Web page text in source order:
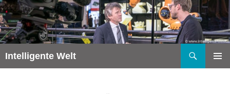
Zum
Inhalt
springen
Intelligente Welt